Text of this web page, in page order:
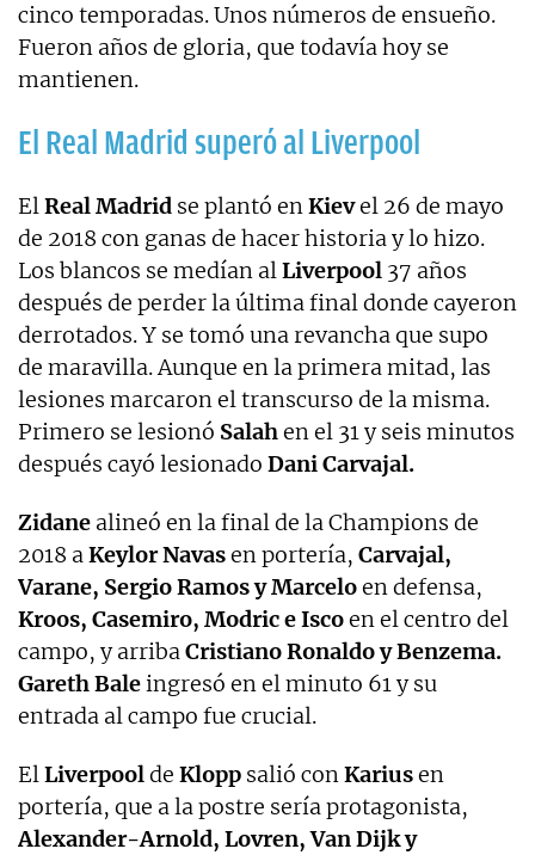
cinco temporadas. Unos números de ensueño.
Fueron años de gloria, que todavía hoy se
mantienen.
El Real Madrid superó al Liverpool
ElReal Madrid se plantó enKievel 26 de mayo
de 2018 con ganas de hacer historia y lo hizo.
Los blancos se medían alLiverpool 37 años
después de perder la última final donde cayeron
derrotados. Y se tomó una revancha que supo
de maravilla. Aunque en la primera mitad, las
lesiones marcaron el transcurso de la misma.
Primero se lesionó Salahen el 31 y seis minutos
después cayó lesionado Dani Carvajal.
Zidane alineó en la final de la Champions de
2018 aKeylor Navasen portería, Carvajal,
Varane, Sergio Ramos y Marceloen defensa,
Kroos, Casemiro, Modric e Iscoen el centro del
campo, y arribaCristiano Ronaldo y Benzema.
Gareth Baleingresó en el minuto 61 y su
entrada al campo fue crucial.
ElLiverpoolde Klopp salió conKariusen
portería, que a la postre sería protagonista,
Alexander-Arnold, Lovren, Van Dijk y